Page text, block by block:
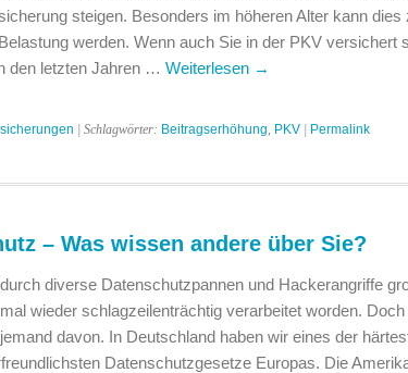
steigen. Besonders im höheren Alter kann dies
werden. Wenn auch Sie in der PKV versichert
den letzten Jahren … Weiterlesen →
| Schlagwörter: Beitragserhöhung, PKV| Permalink
– Was wissen andere über Sie?
diverse Datenschutzpannen und Hackerangriffe
wieder schlagzeilenträchtig verarbeitet worden.
davon. In Deutschland haben wir eines der
Datenschutzgesetze Europas. Die